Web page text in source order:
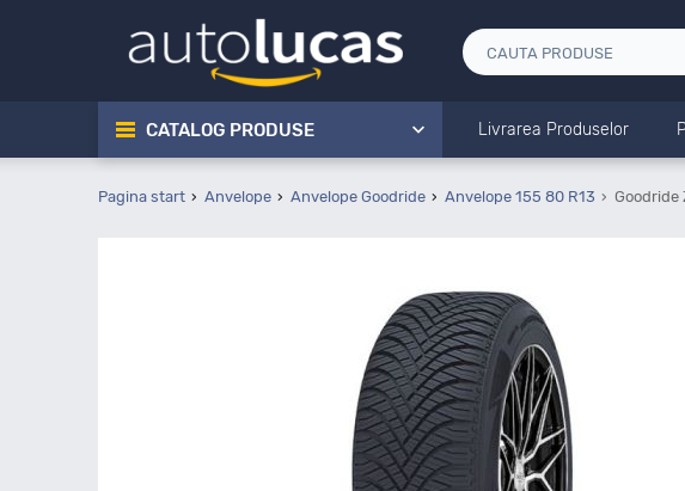
CATALOG PRODUSE Livrarea Produselor
Pagina start Anvelope Anvelope Goodride Anvelope 155 80 R13 Goodride